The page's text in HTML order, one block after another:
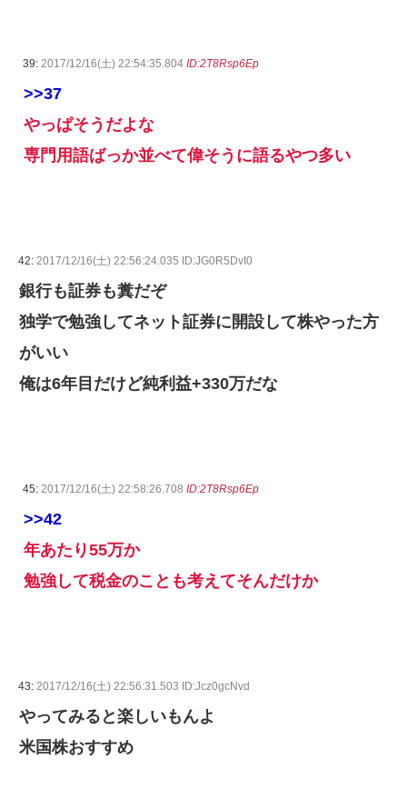
39: 2017/12/16(土) 22:54:35.804 ID:2T8Rsp6Ep
>>37
やっぱそうだよな
専門用語ばっか並べて偉そうに語るやつ多い
42: 2017/12/16(土) 22:56:24.035 ID:JG0R5DvI0
銀行も証券も糞だぞ
独学で勉強してネット証券に開設して株やった方
がいい
俺は6年目だけど純利益+330万だな
45: 2017/12/16(土) 22:58:26.708 ID:2T8Rsp6Ep
>>42
年あたり55万か
勉強して税金のことも考えてそんだけか
43: 2017/12/16(土) 22:56:31.503 ID:Jcz0gcNvd
やってみると楽しいもんよ
米国株おすすめ